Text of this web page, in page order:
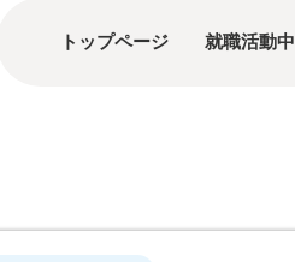
トップページ 就職活動